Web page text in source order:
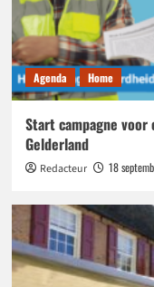
Agenda Home
Start campagne voor
Gelderland
Redacteur 18